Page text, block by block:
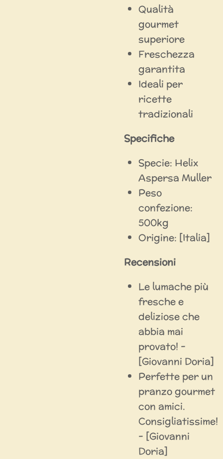
Qualità
gourmet
superiore
Freschezza
garantita
Ideali per
ricette
tradizionali
Specifiche
Specie: Helix
Aspersa Muller
Peso
confezione:
500kg
Origine: [Italia]
Recensioni
Le lumache più
fresche e
deliziose che
abbia mai
provato! -
[Giovanni Doria]
Perfette per un
pranzo gourmet
con amici.
Consigliatissime!
- [Giovanni
Doria]